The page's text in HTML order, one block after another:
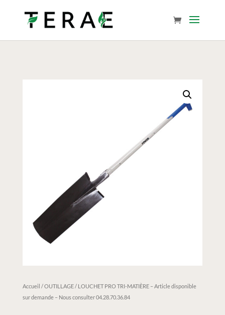
Accueil /OUTILLAGE/ LOUCHET PRO TRI-MATIÈRE – Article disponible
sur demande – Nous consulter 04.28.70.36.84